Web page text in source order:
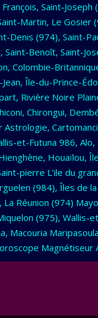
Saint-
Martin, Le
Denis (974), Saint-
Benoît, Saint-
Colombie-
Île-du-Prince-
Rivière Noire
Chirongui,
et-Futuna 986,
Houaïlou,
pierre L’ile du
(984), Îles de
La Réunion (974)
(975), Wallis-
Macouria
Magnétiseur